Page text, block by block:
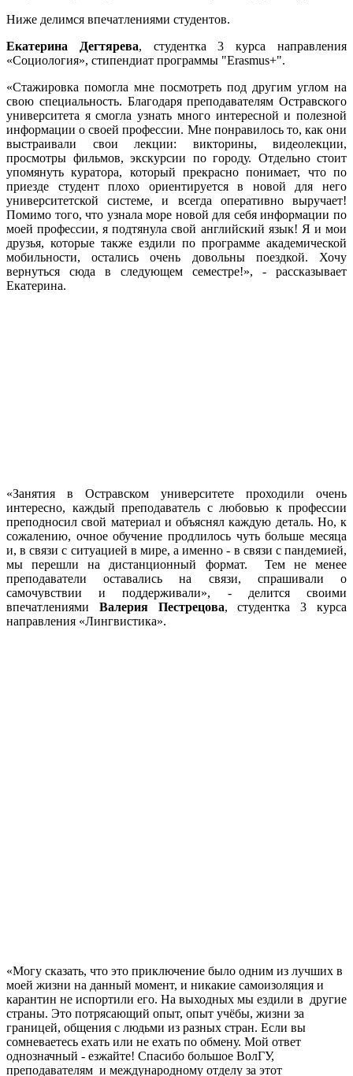
Ниже делимся впечатлениями студентов.
Екатерина Дегтярева, студентка 3 курса направления
«Социология», стипендиат программы "Erasmus+".
«Стажировка помогла мне посмотреть под другим углом на
свою специальность. Благодаря преподавателям Остравского
университета я смогла узнать много интересной и полезной
информации о своей профессии. Мне понравилось то, как они
выстраивали свои лекции: викторины, видеолекции,
просмотры фильмов, экскурсии по городу. Отдельно стоит
упомянуть куратора, который прекрасно понимает, что по
приезде студент плохо ориентируется в новой для него
университетской системе, и всегда оперативно выручает!
Помимо того, что узнала море новой для себя информации по
моей профессии, я подтянула свой английский язык! Я и мои
друзья, которые также ездили по программе академической
мобильности, остались очень довольны поездкой. Хочу
вернуться сюда в следующем семестре!», - рассказывает
Екатерина.
«Занятия в Остравском университете проходили очень
интересно, каждый преподаватель с любовью к профессии
преподносил свой материал и объяснял каждую деталь. Но, к
сожалению, очное обучение продлилось чуть больше месяца
и, в связи с ситуацией в мире, а именно - в связи с пандемией,
мы перешли на дистанционный формат. Тем не менее
преподаватели оставались на связи, спрашивали о
самочувствии и поддерживали», - делится своими
впечатлениями Валерия Пестрецова, студентка 3 курса
направления «Лингвистика».
«Могу сказать, что это приключение было одним из лучших в
моей жизни на данный момент, и никакие самоизоляция и
карантин не испортили его. На выходных мы ездили в другие
страны. Это потрясающий опыт, опыт учёбы, жизни за
границей, общения с людьми из разных стран. Если вы
сомневаетесь ехать или не ехать по обмену. Мой ответ
однозначный - езжайте! Спасибо большое ВолГУ,
преподавателям и международному отделу за этот